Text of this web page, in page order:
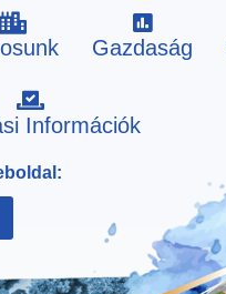
Gazdaság
Információk